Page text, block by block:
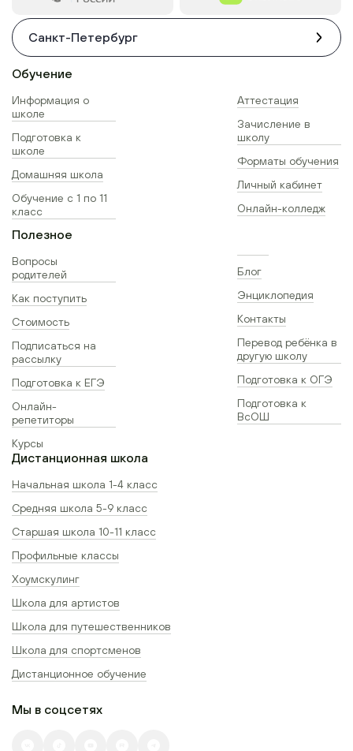
Санкт-Петербург
Обучение
Информация о
школе
Подготовка к
школе
Домашняя школа
Обучение с 1 по 11
класс
Аттестация
Зачисление в
школу
Форматы обучения
Личный кабинет
Онлайн-колледж
Полезное
Вопросы
родителей
Как поступить
Стоимость
Подписаться на
рассылку
Подготовка к ЕГЭ
Онлайн-
репетиторы
Курсы
Блог
Энциклопедия
Контакты
Перевод ребёнка в
другую школу
Подготовка к ОГЭ
Подготовка к
ВсОШ
Дистанционная школа
Начальная школа 1-4 класс
Средняя школа 5-9 класс
Старшая школа 10-11 класс
Профильные классы
Хоумскулинг
Школа для артистов
Школа для путешественников
Школа для спортсменов
Дистанционное обучение
Мы в соцсетях